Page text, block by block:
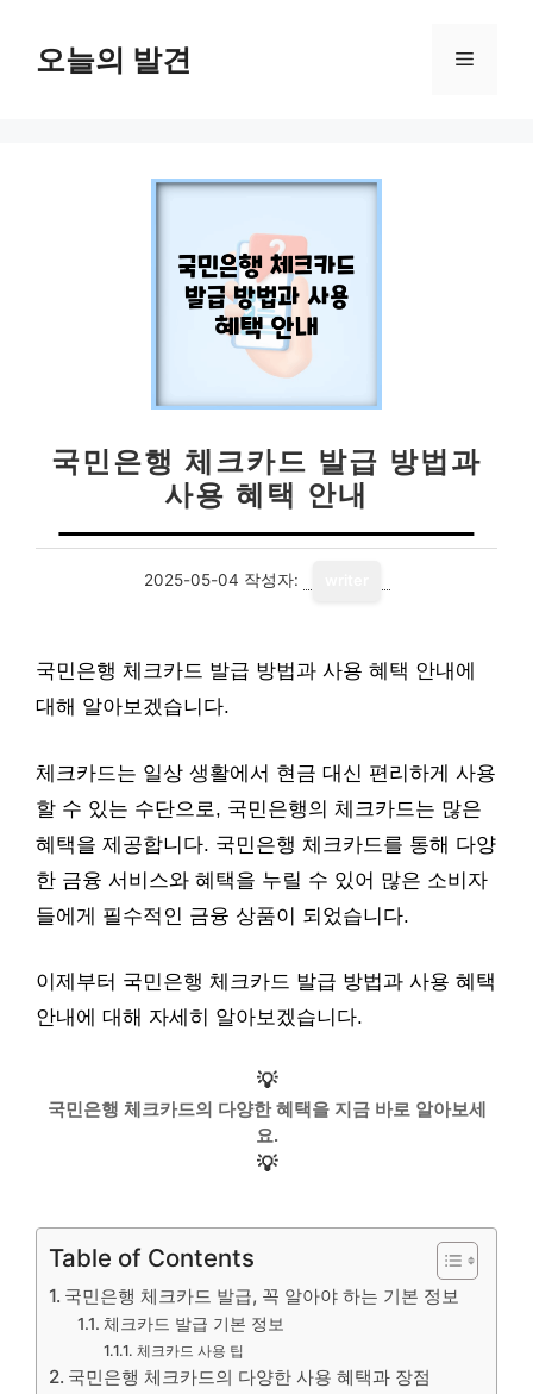
오늘의 발견 메
국민은행 체크카드 발급 방법과
사용 혜택 안내
2025-05-04 작성자:
국민은행 체크카드 발급 방법과 사용 혜택 안내에
대해 알아보겠습니다.
체크카드는 일상 생활에서 현금 대신 편리하게 사용
할 수 있는 수단으로, 국민은행의 체크카드는 많은
혜택을 제공합니다. 국민은행 체크카드를 통해 다양
한 금융 서비스와 혜택을 누릴 수 있어 많은 소비자
들에게 필수적인 금융 상품이 되었습니다.
이제부터 국민은행 체크카드 발급 방법과 사용 혜택
안내에 대해 자세히 알아보겠습니다.
💡
국민은행 체크카드의 다양한 혜택을 지금 바로 알아보세
요.
💡
Table of Contents
국민은행 체크카드 발급, 꼭 알아야 하는 기본 정보
체크카드 발급 기본 정보
체크카드 사용 팁
국민은행 체크카드의 다양한 사용 혜택과 장점